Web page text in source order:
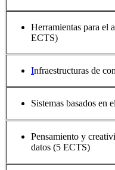
Herramientas para el
ECTS)
Infraestructuras de
Sistemas basados en
Pensamiento y
datos (5 ECTS)